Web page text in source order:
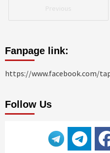
Previous
Fanpage link:
https://www.facebook.com/
Follow Us